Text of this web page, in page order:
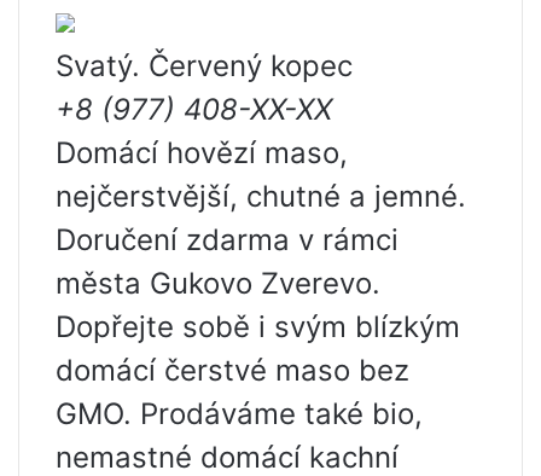
Svatý. Červený kopec
+8 (977) 408-XX-XX
Domácí hovězí maso,
nejčerstvější, chutné a jemné.
Doručení zdarma v rámci
města Gukovo Zverevo.
Dopřejte sobě i svým blízkým
domácí čerstvé maso bez
GMO. Prodáváme také bio,
nemastné domácí kachní